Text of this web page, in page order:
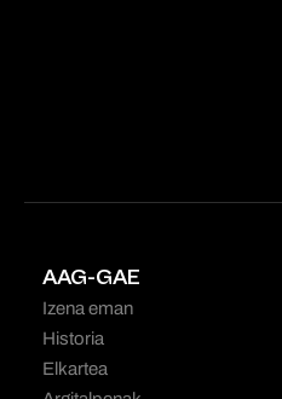
AAG-GAE
Izena eman
Historia
Elkartea